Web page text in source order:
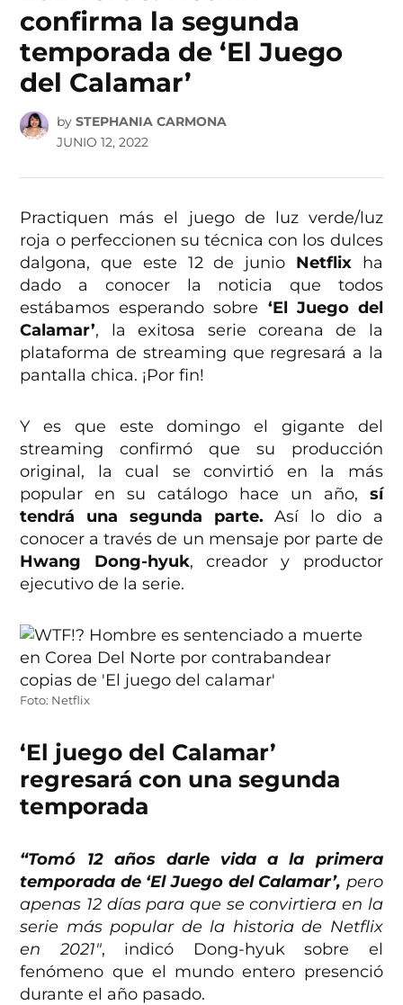
confirma la segunda
temporada de ‘El Juego
del Calamar’
by STEPHANIA CARMONA
JUNIO 12, 2022
Practiquen más el juego de luz verde/luz
roja o perfeccionen su técnica con los dulces
dalgona, que este 12 de junio Netflixha
dado a conocer la noticia que todos
estábamos esperando sobre ‘El Juego del
Calamar’, la exitosa serie coreana de la
plataforma de streaming que regresará a la
pantalla chica. ¡Por fin!
Y es que este domingo el gigante del
streaming confirmó que su producción
original, la cual se convirtió en la más
popular en su catálogo hace un año, sí
tendrá una segunda parte. Así lo dio a
conocer a través de un mensaje por parte de
Hwang Dong-hyuk, creador y productor
ejecutivo de la serie.
Foto: Netflix
‘El juego del Calamar’
regresará con una segunda
temporada
“Tomó 12 años darle vida a la primera
temporada de ‘El Juego del Calamar’, pero
apenas 12 días para que se convirtiera en la
serie más popular de la historia de Netflix
en 2021″, indicó Dong-hyuk sobre el
fenómeno que el mundo entero presenció
durante el año pasado.